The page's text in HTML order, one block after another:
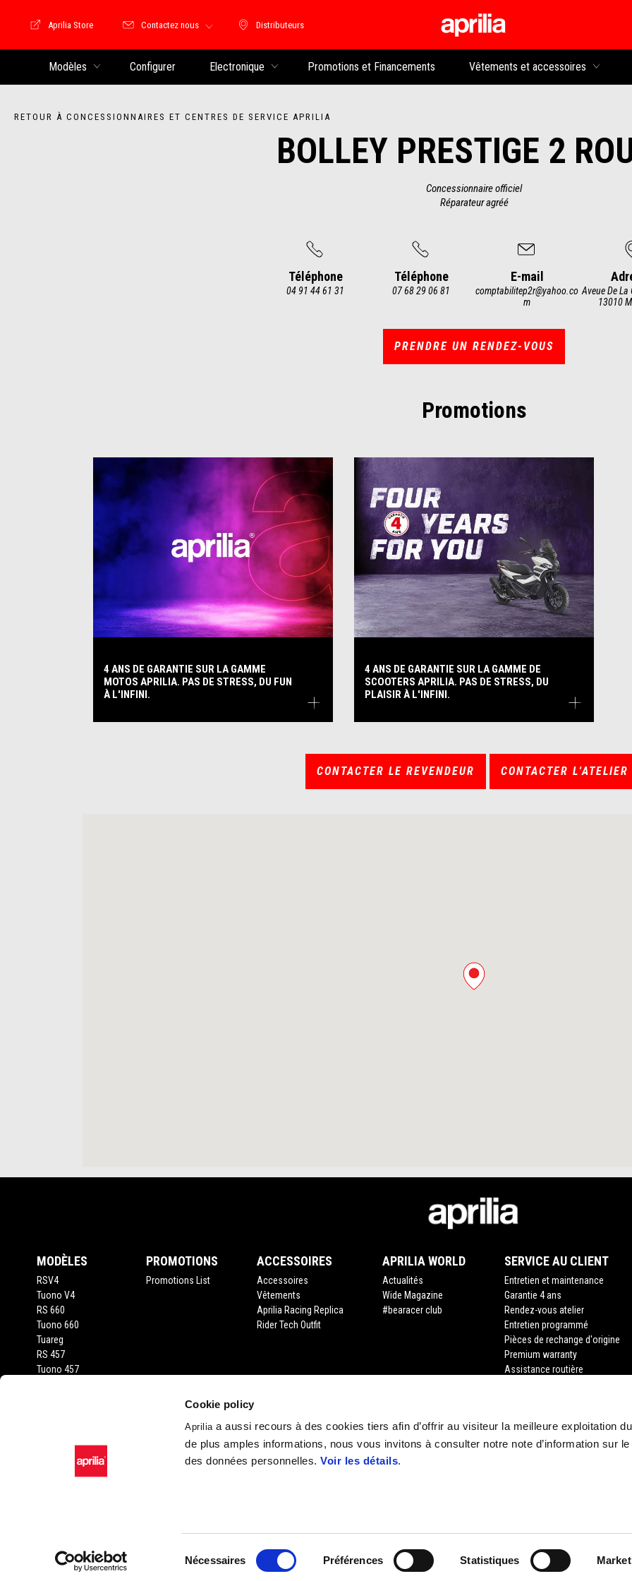
Cookie policy
Apriliaa aussi recours à des cookies tiers afin d’offrir au visiteur la meilleure exploitation
de plus amples informations, nous vous invitons à consulter notre note d’information sur
des données personnelles.Voir les détails.
Nécessaires Préférences Statistiques
Distributeurs
Distributeurs
Store Motoguzzi
Aprilia Store Contactez nous
Modèles Configurer Electronique Promotions et Financements Vêtements et accessoires
RETOUR À CONCESSIONNAIRES ET CENTRES DE SERVICE APRILIA
BOLLEY PRESTIGE 2
Concessionnaire officiel
Réparateur agréé
Téléphone
04 91 44 61 31
Téléphone
07 68 29 06 81
E-mail
comptabilitep2r@yahoo.co
m
Aveue De
13010
PRENDRE UN RENDEZ-VOUS
Promotions
4 ANS DE GARANTIE SUR LA GAMME
MOTOS APRILIA. PAS DE STRESS, DU FUN
À L'INFINI.
4 ANS DE GARANTIE SUR LA GAMME DE
SCOOTERS APRILIA. PAS DE STRESS, DU
PLAISIR À L'INFINI.
CONTACTER LE REVENDEUR CONTACTER L'ATELIER
MODÈLES
RSV4
Tuono V4
RS 660
Tuono 660
Tuareg
RS 457
Tuono 457
SR GT 400
SR GT 125
PROMOTIONS
Promotions List
ACCESSOIRES
Accessoires
Vêtements
Aprilia Racing Replica
Rider Tech Outfit
APRILIA WORLD
Actualités
Wide Magazine
#bearacer club
SERVICE AU CLIENT
Entretien et maintenance
Garantie 4 ans
Rendez-vous atelier
Entretien programmé
Pièces de rechange d'origine
Premium warranty
Assistance routière
Demande de documents
Piaggio & C. SpA Sede legale Viale Rinaldo Piaggio, 25 56025 Pontedera (PI) Tel. +39